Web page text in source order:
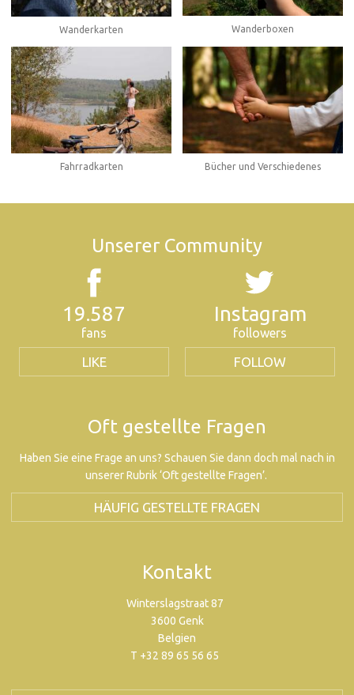
Wanderkarten Wanderboxen
Fahrradkarten Bücher und Verschiedenes
Unserer Community
19.587
fans
LIKE
Instagram
followers
FOLLOW
Oft gestellte Fragen
Haben Sie eine Frage an uns? Schauen Sie dann doch mal nach in
unserer Rubrik ‘Oft gestellte Fragen’.
HÄUFIG GESTELLTE FRAGEN
Kontakt
Winterslagstraat 87
3600 Genk
Belgien
T +32 89 65 56 65